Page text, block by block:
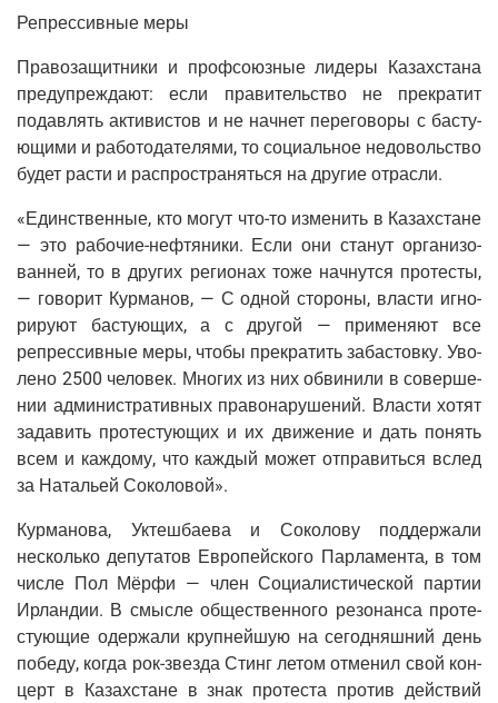
Репрес­сив­ные меры
Пра­во­за­щит­ни­ки и проф­со­юз­ные лиде­ры Казах­ста­на
пре­ду­пре­жда­ют: если пра­ви­тель­ство не пре­кра­тит
подав­лять акти­ви­стов и не нач­нет пере­го­во­ры с басту­
ю­щи­ми и рабо­то­да­те­ля­ми, то соци­аль­ное недо­воль­ство
будет рас­ти и рас­про­стра­нять­ся на дру­гие отрасли.
«Един­ствен­ные, кто могут что-то изме­нить в Казах­стане
— это рабо­чие-неф­тя­ни­ки. Если они ста­нут орга­ни­зо­
ван­ней, то в дру­гих реги­о­нах тоже нач­нут­ся про­те­сты,
— гово­рит Кур­ма­нов, — С одной сто­ро­ны, вла­сти игно­
ри­ру­ют басту­ю­щих, а с дру­гой — при­ме­ня­ют все
репрес­сив­ные меры, что­бы пре­кра­тить заба­стов­ку. Уво­
ле­но 2500 чело­век. Мно­гих из них обви­ни­ли в совер­ше­
нии адми­ни­стра­тив­ных пра­во­на­ру­ше­ний. Вла­сти хотят
зада­вить про­те­сту­ю­щих и их дви­же­ние и дать понять
всем и каж­до­му, что каж­дый может отпра­вить­ся вслед
за Ната­льей Соколовой».
Кур­ма­но­ва, Уктеш­ба­е­ва и Соко­ло­ву под­дер­жа­ли
несколь­ко депу­та­тов Евро­пей­ско­го Пар­ла­мен­та, в том
чис­ле Пол Мёр­фи — член Соци­а­ли­сти­че­ской пар­тии
Ирлан­дии. В смыс­ле обще­ствен­но­го резо­нан­са про­те­
сту­ю­щие одер­жа­ли круп­ней­шую на сего­дняш­ний день
побе­ду, когда рок-звез­да Стинг летом отме­нил свой кон­
церт в Казах­стане в знак про­те­ста про­тив дей­ствий